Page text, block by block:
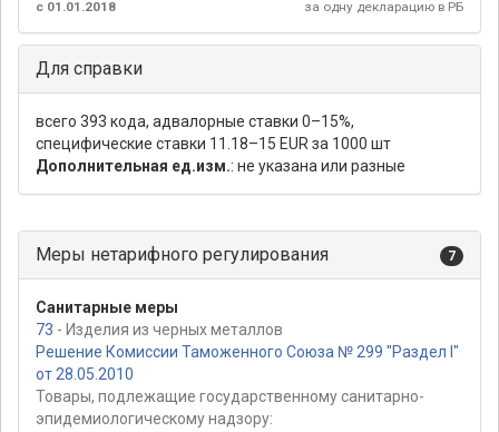
за одну декларацию в РБ
с 01.01.2018
Для справки
всего 393 кода, адвалорные ставки 0–15%,
специфические ставки 11.18–15 EUR за 1000 шт
Дополнительная ед.изм.: не указана или разные
Меры нетарифного регулирования 7
Санитарные меры
73 - Изделия из черных металлов
Решение Комиссии Таможенного Союза № 299 "Раздел I"
от 28.05.2010
Товары, подлежащие государственному санитарно-
эпидемиологическому надзору: